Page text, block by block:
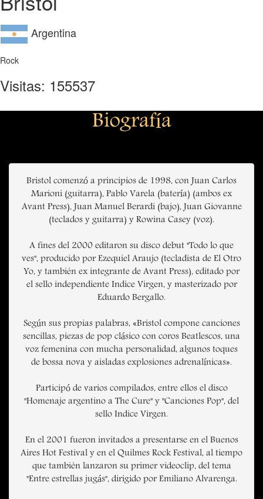
Argentina
Rock
Visitas: 155537
Biografía
Bristol comenzó a principios de 1998, con Juan Carlos
Marioni (guitarra), Pablo Varela (batería) (ambos ex
Avant Press), Juan Manuel Berardi (bajo), Juan Giovanne
(teclados y guitarra) y Rowina Casey (voz).
A fines del 2000 editaron su disco debut "Todo lo que
ves", producido por Ezequiel Araujo (tecladista de El Otro
Yo, y también ex integrante de Avant Press), editado por
el sello independiente Indice Virgen, y masterizado por
Eduardo Bergallo.
Según sus propias palabras, «Bristol compone canciones
sencillas, piezas de pop clásico con coros Beatlescos, una
voz femenina con mucha personalidad, algunos toques
de bossa nova y aisladas explosiones adrenalínicas».
Participó de varios compilados, entre ellos el disco
"Homenaje argentino a The Cure" y "Canciones Pop", del
sello Indice Virgen.
En el 2001 fueron invitados a presentarse en el Buenos
Aires Hot Festival y en el Quilmes Rock Festival, al tiempo
que también lanzaron su primer videoclip, del tema
"Entre estrellas jugás", dirigido por Emiliano Alvarenga.